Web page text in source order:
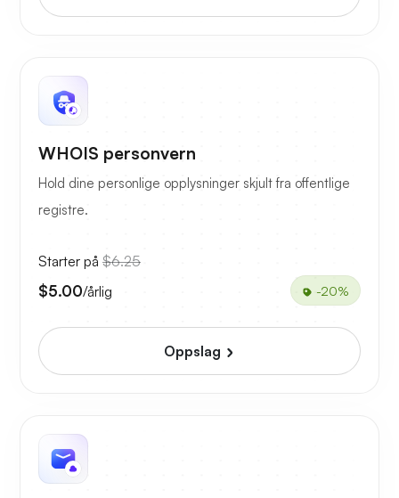
WHOIS personvern
Hold dine personlige opplysninger skjult fra offentlige
registre.
Starter på $6.25
$5.00/årlig -20%
Oppslag